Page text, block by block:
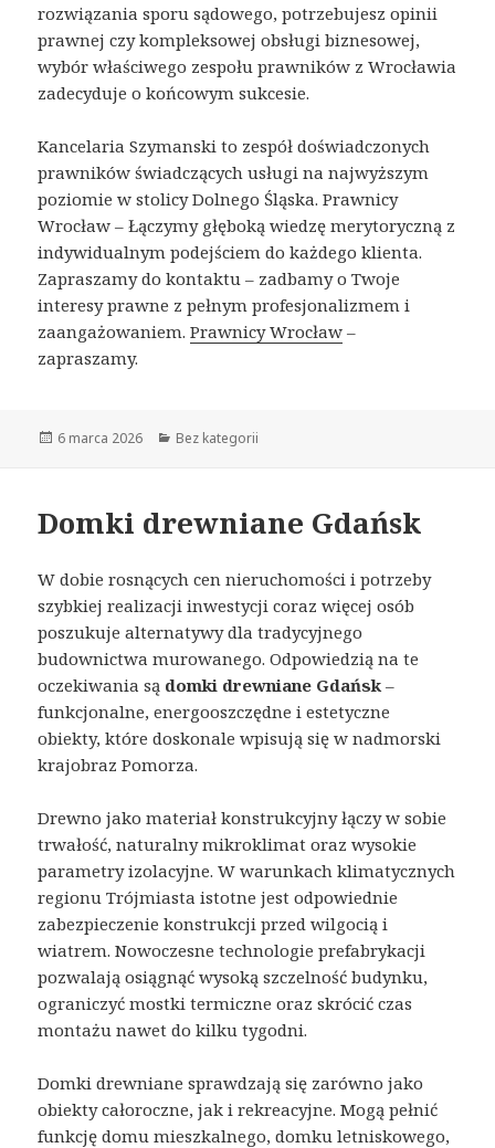
rozwiązania sporu sądowego, potrzebujesz opinii
prawnej czy kompleksowej obsługi biznesowej,
wybór właściwego zespołu prawników z Wrocławia
zadecyduje o końcowym sukcesie.
Kancelaria Szymanski to zespół doświadczonych
prawników świadczących usługi na najwyższym
poziomie w stolicy Dolnego Śląska. Prawnicy
Wrocław – Łączymy głęboką wiedzę merytoryczną z
indywidualnym podejściem do każdego klienta.
Zapraszamy do kontaktu – zadbamy o Twoje
interesy prawne z pełnym profesjonalizmem i
zaangażowaniem.Prawnicy Wrocław –
zapraszamy.
Opublikowano
6 marca 2026 Kategorie
Bez kategorii
Domki drewniane Gdańsk
W dobie rosnących cen nieruchomości i potrzeby
szybkiej realizacji inwestycji coraz więcej osób
poszukuje alternatywy dla tradycyjnego
budownictwa murowanego. Odpowiedzią na te
oczekiwania są domki drewniane Gdańsk –
funkcjonalne, energooszczędne i estetyczne
obiekty, które doskonale wpisują się w nadmorski
krajobraz Pomorza.
Drewno jako materiał konstrukcyjny łączy w sobie
trwałość, naturalny mikroklimat oraz wysokie
parametry izolacyjne. W warunkach klimatycznych
regionu Trójmiasta istotne jest odpowiednie
zabezpieczenie konstrukcji przed wilgocią i
wiatrem. Nowoczesne technologie prefabrykacji
pozwalają osiągnąć wysoką szczelność budynku,
ograniczyć mostki termiczne oraz skrócić czas
montażu nawet do kilku tygodni.
Domki drewniane sprawdzają się zarówno jako
obiekty całoroczne, jak i rekreacyjne. Mogą pełnić
funkcję domu mieszkalnego, domku letniskowego,